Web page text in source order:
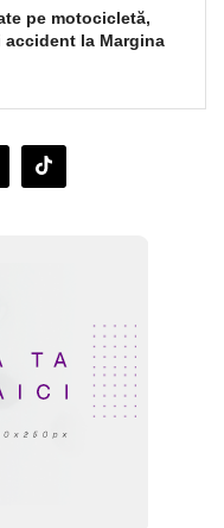
pe motocicletă,
la Margina